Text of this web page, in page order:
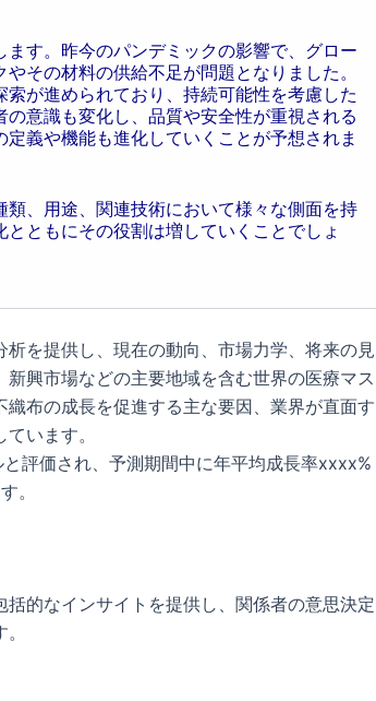
す。昨今のパンデミックの影響で、グロー
その材料の供給不足が問題となりました。
が進められており、持続可能性を考慮した
意識も変化し、品質や安全性が重視される
義や機能も進化していくことが予想されま
、用途、関連技術において様々な側面を持
ともにその役割は増していくことでしょ
を提供し、現在の動向、市場力学、将来の見
興市場などの主要地域を含む世界の医療マス
布の成長を促進する主な要因、業界が直面す
います。
評価され、予測期間中に年平均成長率xxxx%
。
的なインサイトを提供し、関係者の意思決定